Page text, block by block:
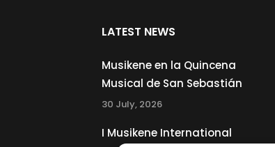
LATEST NEWS
Musikene en la Quincena
Musical de San Sebastián
30 July, 2026
I Musikene International